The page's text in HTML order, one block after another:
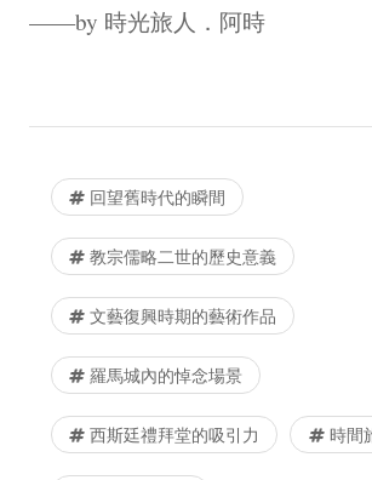
——by 時光旅人．阿時
回望舊時代的瞬間
教宗儒略二世的歷史意義
文藝復興時期的藝術作品
羅馬城內的悼念場景
西斯廷禮拜堂的吸引力 時間